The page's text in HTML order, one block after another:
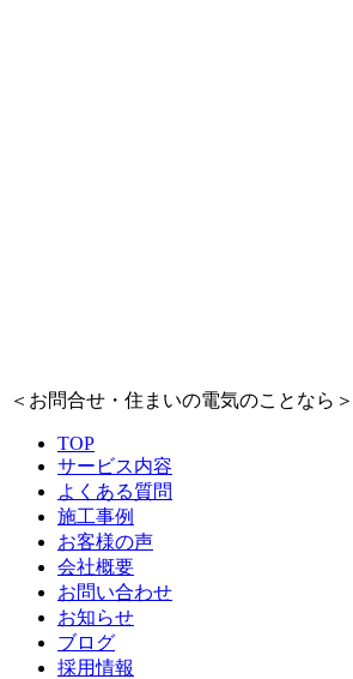
＜お問合せ・住まいの電気のことなら＞
TOP
サービス内容
よくある質問
施工事例
お客様の声
会社概要
お問い合わせ
お知らせ
ブログ
採用情報